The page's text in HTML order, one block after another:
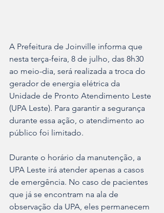
A Prefeitura de Joinville informa que
nesta terça-feira, 8 de julho, das 8h30
ao meio-dia, será realizada a troca do
gerador de energia elétrica da
Unidade de Pronto Atendimento Leste
(UPA Leste). Para garantir a segurança
durante essa ação, o atendimento ao
público foi limitado.
Durante o horário da manutenção, a
UPA Leste irá atender apenas a casos
de emergência. No caso de pacientes
que já se encontram na ala de
observação da UPA, eles permanecem